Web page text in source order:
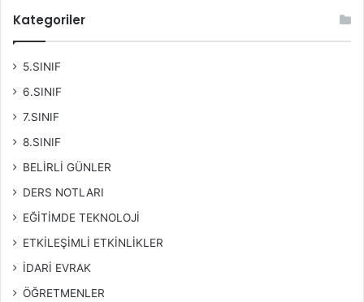
Kategoriler
5.SINIF
6.SINIF
7.SINIF
8.SINIF
BELİRLİ GÜNLER
DERS NOTLARI
EĞİTİMDE TEKNOLOJİ
ETKİLEŞİMLİ ETKİNLİKLER
İDARİ EVRAK
ÖĞRETMENLER